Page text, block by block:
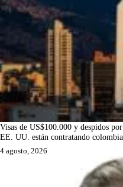
Visas de US$100.000 y despidos
EE. UU. están contratando
4 agosto, 2026